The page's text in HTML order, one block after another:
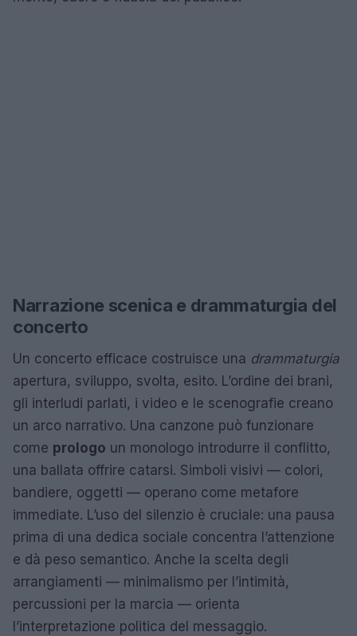
Narrazione scenica e drammaturgia del
concerto
Un concerto efficace costruisce una drammaturgia
apertura, sviluppo, svolta, esito. L’ordine dei brani,
gli interludi parlati, i video e le scenografie creano
un arco narrativo. Una canzone può funzionare
come prologo un monologo introdurre il conflitto,
una ballata offrire catarsi. Simboli visivi — colori,
bandiere, oggetti — operano come metafore
immediate. L’uso del silenzio è cruciale: una pausa
prima di una dedica sociale concentra l’attenzione
e dà peso semantico. Anche la scelta degli
arrangiamenti — minimalismo per l’intimità,
percussioni per la marcia — orienta
l’interpretazione politica del messaggio.